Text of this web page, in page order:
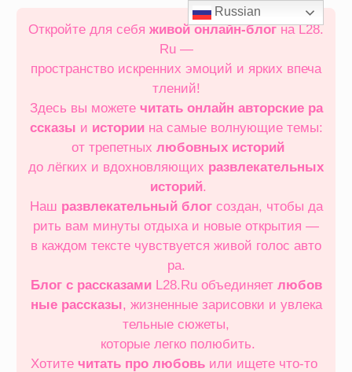
Откройте для себя живой онлайн‑блогна L28.
Ru —
пространство искренних эмоций и ярких впеча
тлений!
Здесь вы можете читать онлайн авторские ра
ссказы и историина самые волнующие темы:
от трепетных любовных историй
до лёгких и вдохновляющих развлекательных
историй.
Наш развлекательный блогсоздан, чтобы да
рить вам минуты отдыха и новые открытия —
в каждом тексте чувствуется живой голос авто
ра.
Блог с рассказамиL28.Ru объединяет любов
ные рассказы, жизненные зарисовки и увлека
тельные сюжеты,
которые легко полюбить.
Хотите читать про любовь или ищете что‑то
Russian